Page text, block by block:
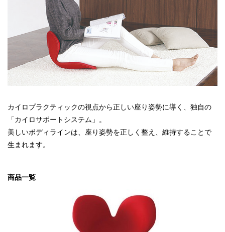
カイロプラクティックの視点から正しい座り姿勢に導く、独自の
「カイロサポートシステム」。
美しいボディラインは、座り姿勢を正しく整え、維持することで
生まれます。
商品一覧